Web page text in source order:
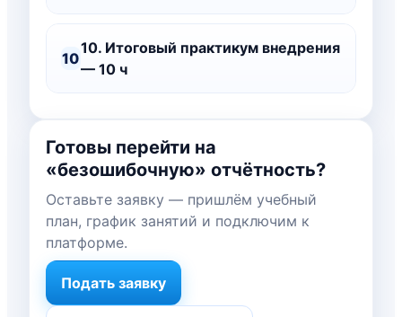
10
10. Итоговый практикум внедрения
— 10 ч
Готовы перейти на
«безошибочную» отчётность?
Оставьте заявку — пришлём учебный
план, график занятий и подключим к
платформе.
Подать заявку